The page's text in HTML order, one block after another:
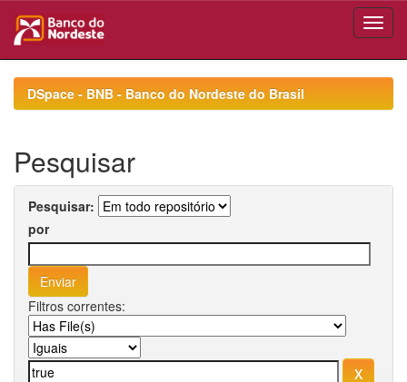
navigationDSpace - BNB - Banco do Nordeste do Brasil
Pesquisar
Pesquisar:
por
Filtros correntes: